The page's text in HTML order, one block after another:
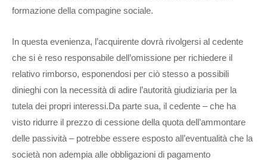
formazione della compagine sociale.
In questa evenienza, l’acquirente dovrà rivolgersi al cedente
che si è reso responsabile dell’omissione per richiedere il
relativo rimborso, esponendosi per ciò stesso a possibili
dinieghi con la necessità di adire l’autorità giudiziaria per la
tutela dei propri interessi.Da parte sua, il cedente – che ha
visto ridurre il prezzo di cessione della quota dell’ammontare
delle passività – potrebbe essere esposto all’eventualità che la
società non adempia alle obbligazioni di pagamento